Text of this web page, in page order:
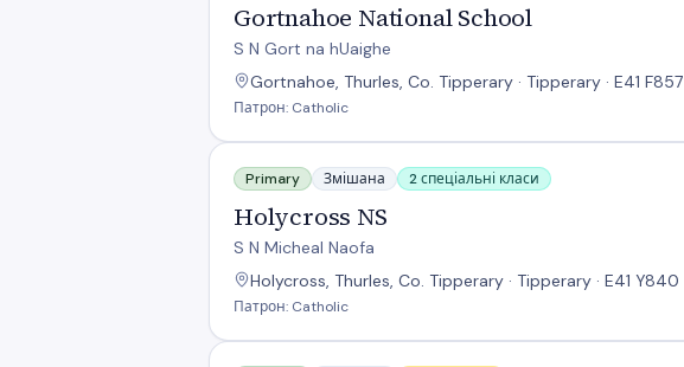
Gortnahoe National School
S N Gort na hUaighe
Gortnahoe, Thurles, Co. Tipperary · Tipperary · E41 F857
Патрон: Catholic
Holycross NS
Primary Змішана 2 спеціальні класи
Holycross NS
S N Micheal Naofa
Holycross, Thurles, Co. Tipperary · Tipperary · E41 Y840
Патрон: Catholic
Killea N S